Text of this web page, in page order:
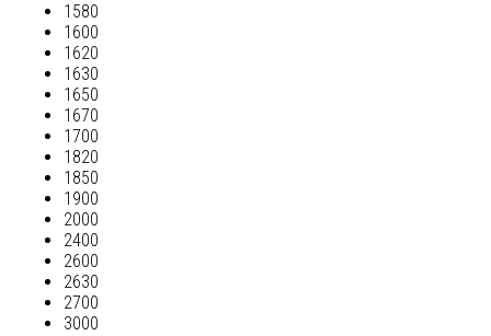
1580
1600
1620
1630
1650
1670
1700
1820
1850
1900
2000
2400
2600
2630
2700
3000